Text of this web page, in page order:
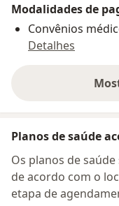
Modalidades de
Convênios
Detalhes
Planos de saúde
Os planos de
de acordo com o
etapa de